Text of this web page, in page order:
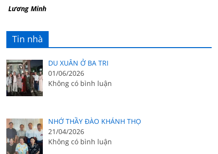
Lương Minh
Tin nhà
DU XUÂN Ở BA TRI
01/06/2026
Không có bình luận
NHỚ THẦY ĐÀO KHÁNH THỌ
21/04/2026
Không có bình luận